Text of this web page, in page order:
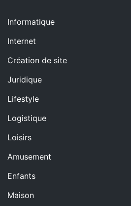
Informatique
Internet
Création de site
Juridique
Lifestyle
Logistique
Loisirs
Amusement
Enfants
Maison